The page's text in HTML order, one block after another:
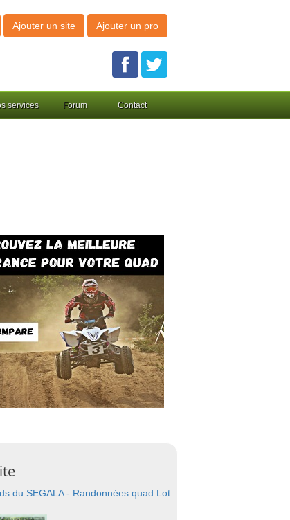
Ajouter un site Ajouter un pro
services Forum Contact
du SEGALA - Randonnées quad Lot